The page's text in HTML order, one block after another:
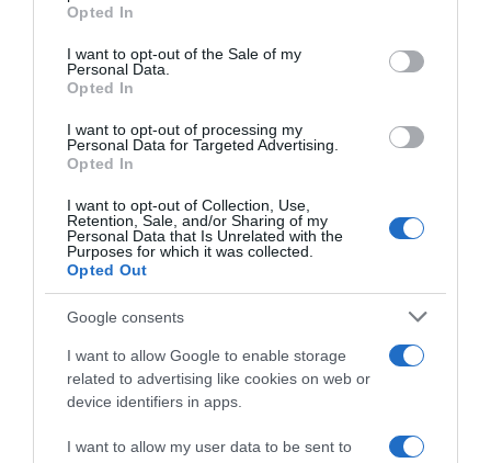
use your data for below specified purposes in below Google
consent section.
Opted In
I want to opt-out of the Sale of my
Personal Data.
Opted In
I want to opt-out of processing my
Personal Data for Targeted Advertising.
Opted In
I want to opt-out of Collection, Use,
Retention, Sale, and/or Sharing of my
Personal Data that Is Unrelated with the
Purposes for which it was collected.
Opted Out
Google consents
I want to allow Google to enable storage
related to advertising like cookies on web or
device identifiers in apps.
I want to allow my user data to be sent to
ΕΛΛΑΔΑ
κακουργήματα και δύο πλημμελήματα άσκησε
ο Εισαγγελέας
Η δικογραφία για την υπόθεση ανατέθηκε σε ανακριτή
10.07.2026 - 16:10